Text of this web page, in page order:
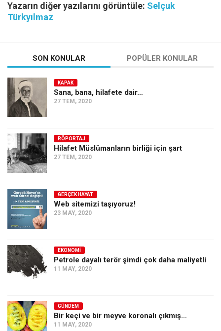
Yazarın diğer yazılarını görüntüle: Selçuk
Türkyılmaz
SON KONULAR POPÜLER KONULAR
KAPAK
Sana, bana, hilafete dair…
27 TEM, 2020
RÖPORTAJ
Hilafet Müslümanların birliği için şart
27 TEM, 2020
GERÇEK HAYAT
Web sitemizi taşıyoruz!
23 MAY, 2020
EKONOMI
Petrole dayalı terör şimdi çok daha maliyetli
11 MAY, 2020
GÜNDEM
Bir keçi ve bir meyve koronalı çıkmış…
11 MAY, 2020